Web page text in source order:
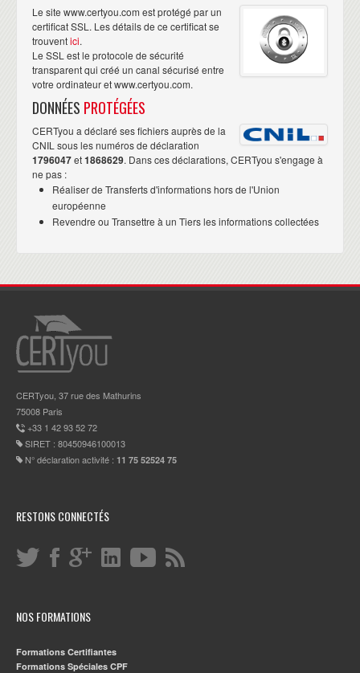
Le site www.certyou.com est protégé par un
certificat SSL. Les détails de ce certificat se
trouventici.
Le SSL est le protocole de sécurité
transparent qui créé un canal sécurisé entre
votre ordinateur et www.certyou.com.
DONNÉES PROTÉGÉES
CERTyou a déclaré ses fichiers auprès de la
CNIL sous les numéros de déclaration
1796047et1868629. Dans ces déclarations, CERTyou s'engage à
ne pas :
Réaliser de Transferts d'informations hors de l'Union
européenne
Revendre ou Transettre à un Tiers les informations collectées
CERTyou, 37 rue des Mathurins
75008 Paris
+33 1 42 93 52 72
SIRET : 80450946100013
N° déclaration activité : 11 75 52524 75
RESTONS CONNECTÉS
NOS FORMATIONS
Formations Certifiantes
Formations Spéciales CPF